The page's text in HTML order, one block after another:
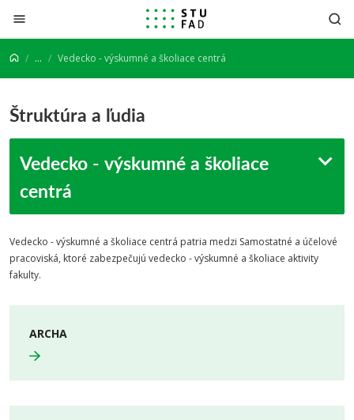
Prejsť na obsah
... Vedecko - výskumné a školiace centrá
Štruktúra a ľudia
Vedecko - výskumné a školiace
centrá
Vedecko - výskumné a školiace centrá patria medzi Samostatné a účelové
pracoviská, ktoré zabezpečujú vedecko - výskumné a školiace aktivity
fakulty.
ARCHA